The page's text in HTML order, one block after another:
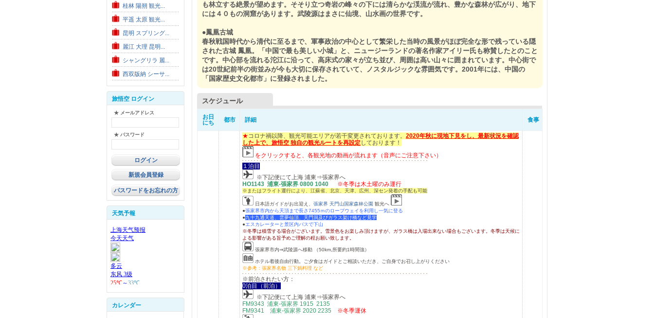
桂林 陽朔 観光...
平遥 太原 観光...
昆明 スプリング...
麗江 大理 昆明...
シャングリラ 麗...
西双版納 シーサ...
旅悟空 ログイン
★ メールアドレス
★ パスワード
新規会員登録
パスワードをお忘れの方
天気予報
カレンダー
も林立する絶景が望めます。そそり立つ奇岩の峰々の下には清らかな渓流が流れ、豊かな森林が広がり、地下
には４０もの洞窟があります。武陵源はまさに仙境、山水画の世界です。
●鳳凰古城
春秋戦国時代から清代に至るまで、軍事政治の中心として繁栄した当時の風景がほぼ完全な形で残っている隠
された古城 鳳凰。「中国で最も美しい小城」と、ニュージーランドの著名作家アイリー氏も称賛したとのこと
です。中心部を流れる沱江に沿って、高床式の家々が立ち並び、周囲は高い山々に囲まれています。中心街で
は20世紀前半の街並みが今も大切に保存されていて、ノスタルジックな雰囲気です。2001年には、中国の
「国家歴史文化都市」に登録されました。
スケジュール
お日
にち
都市 詳細 食事
★コロナ禍以降、観光可能エリアが若干変更されております。 2020年秋に現地下見をし、最新状況を確認
した上で、旅悟空 独自の観光ルートを再設定しております！
をクリックすると、各観光地の動画が流れます（音声にご注意下さい）
１泊目
※下記便にて上海 浦東⇒張家界へ
HO1143 浦東-張家界 0800 1040
※冬季は木土曜のみ運行
※またはフライト運行により、江蘇省、北京、天津、広州、深セン発着の手配も可能
日本語ガイドがお出迎え、 張家界 天門山国家森林公園 観光へ
●張家界市内から天頂まで長さ7455ｍのロープウェイを利用し一気に登る
●九十九通天道、雲夢仙頂、天門洞及びガラス架け橋など見学
●エスカレーターと景区内バスで下山
※冬季は積雪する場合がございます。雪景色をお楽しみ頂けますが、ガラス橋は入場出来ない場合もございます。冬季は天候に
よる影響がある旨予めご理解の程お願い致します。
張家界市内⇒武陵源へ移動 （50km, 所要約1時間強）
ホテル着後自由行動。ご夕食はガイドとご相談いただき、ご自身でお召し上がりください
※参考：張家界名物 三下鍋料理 など
※前泊されたい方：
0泊目（前泊）
※下記便にて上海 浦東⇒張家界へ
FM9343 浦東-張家界 1915 2135
FM9341 浦東-張家界 2020 2235 ※冬季運休